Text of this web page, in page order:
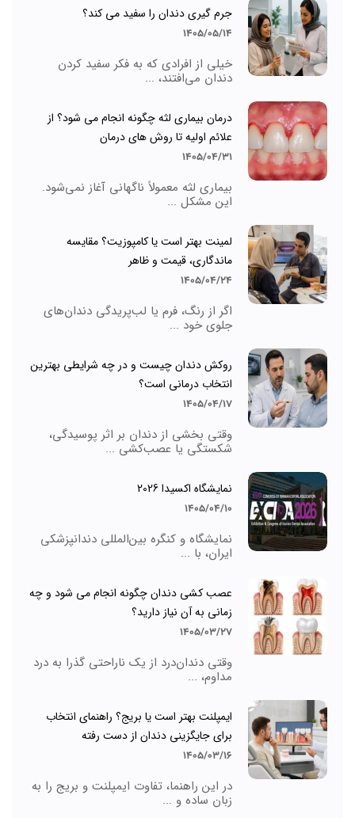
جرم گیری دندان را سفید می کند؟
1405/05/14
خیلی از افرادی که به فکر سفید کردن
دندان می‌افتند، ...
درمان بیماری لثه چگونه انجام می شود؟ از
علائم اولیه تا روش های درمان
1405/04/31
بیماری لثه معمولاً ناگهانی آغاز نمی‌شود.
این مشکل ...
لمینت بهتر است یا کامپوزیت؟ مقایسه
ماندگاری، قیمت و ظاهر
1405/04/24
اگر از رنگ، فرم یا لب‌پریدگی دندان‌های
جلوی خود ...
روکش دندان چیست و در چه شرایطی بهترین
انتخاب درمانی است؟
1405/04/17
وقتی بخشی از دندان بر اثر پوسیدگی،
شکستگی یا عصب‌کشی ...
نمایشگاه اکسیدا 2026
1405/04/10
نمایشگاه و کنگره بین‌المللی دندانپزشکی
ایران، با ...
عصب کشی دندان چگونه انجام می شود و چه
زمانی به آن نیاز دارید؟
1405/03/27
وقتی دندان‌درد از یک ناراحتی گذرا به درد
مداوم، ...
ایمپلنت بهتر است یا بریج؟ راهنمای انتخاب
برای جایگزینی دندان از دست رفته
1405/03/16
در این راهنما، تفاوت ایمپلنت و بریج را به
زبان ساده و ...